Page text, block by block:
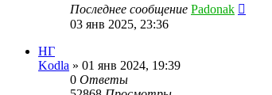
Последнее сообщение Padonak
03 янв 2025, 23:36
НГ
Kodla » 01 янв 2024, 19:39
0 Ответы